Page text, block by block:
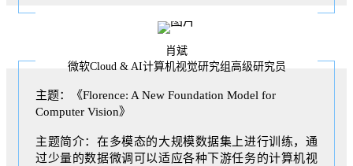
肖斌
微软Cloud & AI计算机视觉研究组高级研究员
主题：《Florence: A New Foundation Model for
Computer Vision》
主题简介：在多模态的大规模数据集上进行训练，通
过少量的数据微调可以适应各种下游任务的计算机视